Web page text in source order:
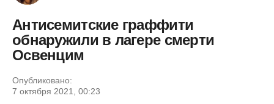
Антисемитские граффити
обнаружили в лагере смерти
Освенцим
Опубликовано:
7 октября 2021, 00:23